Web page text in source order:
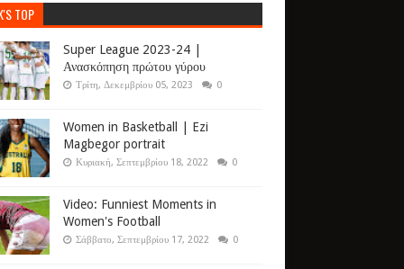
TOP
Super League 2023-24 |
Ανασκόπηση πρώτου γύρου
Τρίτη, Δεκεμβρίου 05, 2023 0
Women in Basketball | Ezi
Magbegor portrait
Κυριακή, Σεπτεμβρίου 18, 2022 0
Video: Funniest Moments in
Women's Football
Σάββατο, Σεπτεμβρίου 17, 2022 0